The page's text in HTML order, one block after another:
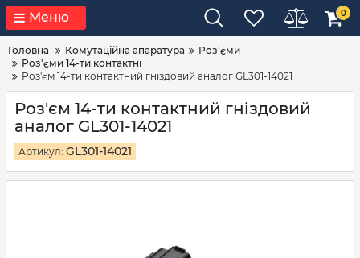
Меню 0
Головна Комутаційна апаратура
Роз'єми
Роз'єми 14-ти контактні
Роз'єм 14-ти контактний гніздовий аналог GL301-14021
Роз'єм 14-ти контактний гніздовий
аналог GL301-14021
Артикул: GL301-14021